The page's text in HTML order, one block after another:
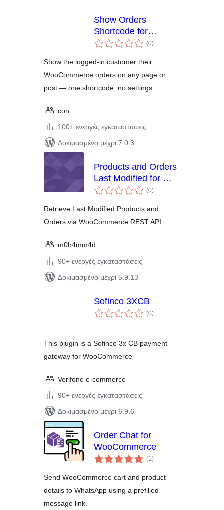
Show Orders
Shortcode for
WooCommerce
(0αξιολογήσεις
σύνολο
)
Show the logged-in customer their
WooCommerce orders on any page or
post — one shortcode, no settings.
con
100+ ενεργές εγκαταστάσεις
Δοκιμασμένο μέχρι 7.0.3
Products and Orders
Last Modified for WC
REST API
(0αξιολογήσεις
σύνολο
)
Retrieve Last Modified Products and
Orders via WooCommerce REST API
m0h4mm4d
90+ ενεργές εγκαταστάσεις
Δοκιμασμένο μέχρι 5.9.13
Sofinco 3XCB
(0αξιολογήσεις
σύνολο
)
This plugin is a Sofinco 3x CB payment
gateway for WooCommerce
Verifone e-commerce
90+ ενεργές εγκαταστάσεις
Δοκιμασμένο μέχρι 6.9.6
Order Chat for
WooCommerce
(1αξιολογήσεις
σύνολο
)
Send WooCommerce cart and product
details to WhatsApp using a prefilled
message link.